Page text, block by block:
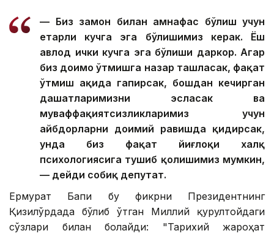
— Биз замон билан ҳамнафас бўлиш учун
етарли кучга эга бўлишимиз керак. Ёш
авлод ички кучга эга бўлиши даркор. Агар
биз доимо ўтмишга назар ташласак, фақат
ўтмиш ҳақида гапирсак, бошдан кечирган
даҳшатларимизни эсласак ва
муваффақиятсизликларимиз учун
айбдорларни доимий равишда қидирсак,
унда биз фақат йиғлоқи халқ
психологиясига тушиб қолишимиз мумкин,
— дейди собиқ депутат.
Ермурат Бапи бу фикрни Президентнинг
Қизилўрдада бўлиб ўтган Миллий қурултойдаги
сўзлари билан боғлайди: "Тарихий жароҳат